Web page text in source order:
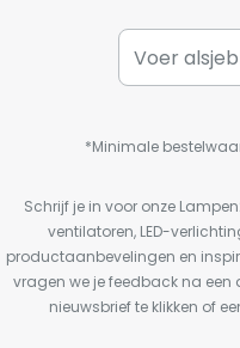
*Minimale
Schrijf je in voor onze
ventilatoren, LED-
productaanbevelingen en
vragen we je feedback na
nieuwsbrief te klikken of